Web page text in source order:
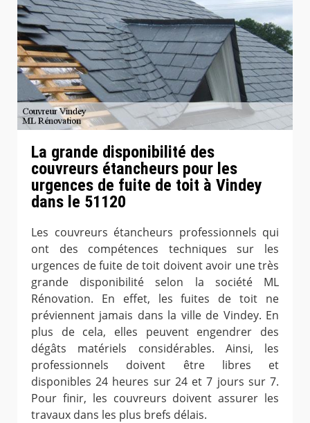
La grande disponibilité des
couvreurs étancheurs pour les
urgences de fuite de toit à Vindey
dans le 51120
Les couvreurs étancheurs professionnels qui
ont des compétences techniques sur les
urgences de fuite de toit doivent avoir une très
grande disponibilité selon la société ML
Rénovation. En effet, les fuites de toit ne
préviennent jamais dans la ville de Vindey. En
plus de cela, elles peuvent engendrer des
dégâts matériels considérables. Ainsi, les
professionnels doivent être libres et
disponibles 24 heures sur 24 et 7 jours sur 7.
Pour finir, les couvreurs doivent assurer les
travaux dans les plus brefs délais.